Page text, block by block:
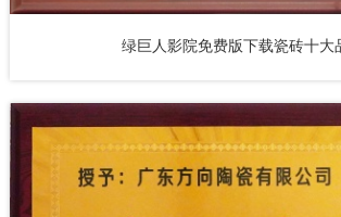
绿巨人影院免费版下载瓷砖十大